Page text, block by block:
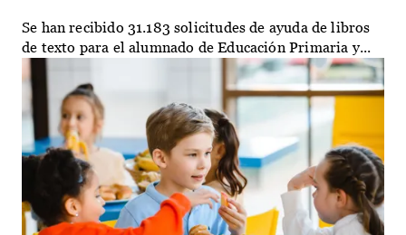
Se han recibido 31.183 solicitudes de ayuda de libros
de texto para el alumnado de Educación Primaria y...